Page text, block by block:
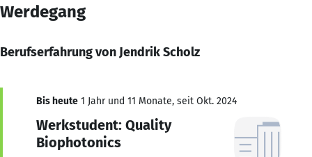
Werdegang
Berufserfahrung von Jendrik Scholz
Bis heute 1 Jahr und 11 Monate, seit Okt. 2024
Werkstudent: Quality
Biophotonics